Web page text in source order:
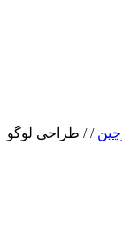
/
/ طراحی لوگو